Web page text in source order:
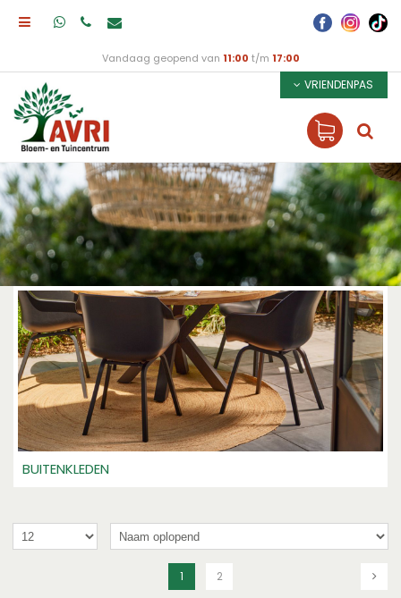
Vandaag geopend van 11:00 t/m 17:00
VRIENDENPAS
BUITENKLEDEN
1 2